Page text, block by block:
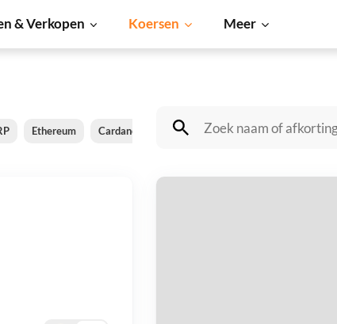
& Verkopen Koersen Meer
Ethereum Cardano Shiba Inu Dogecoin Solana